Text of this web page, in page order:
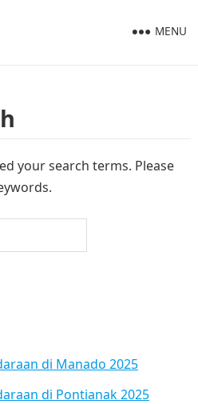
MENU
your search terms. Please
di Manado 2025
di Pontianak 2025